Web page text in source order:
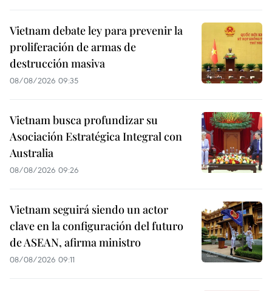
Vietnam debate ley para prevenir la
proliferación de armas de
destrucción masiva
08/08/2026 09:35
Vietnam busca profundizar su
Asociación Estratégica Integral con
Australia
08/08/2026 09:26
Vietnam seguirá siendo un actor
clave en la configuración del futuro
de ASEAN, afirma ministro
08/08/2026 09:11